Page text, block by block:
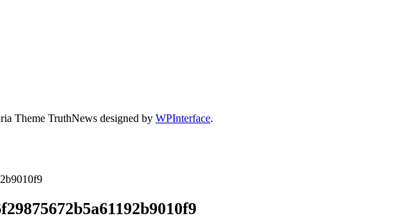
Theme TruthNews designed by WPInterface.